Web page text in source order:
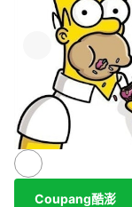
Coupang酷澎